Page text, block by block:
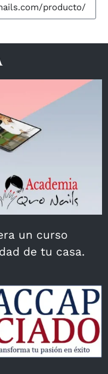
un curso
de tu casa.